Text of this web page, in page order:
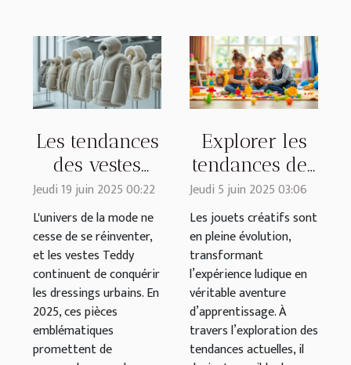
Les tendances
des vestes
Teddy pour
2025 : styles
et conseils
Jeudi 19 juin 2025 00:22
L'univers de la mode ne
cesse de se réinventer,
et les vestes Teddy
continuent de conquérir
les dressings urbains. En
2025, ces pièces
emblématiques
promettent de
Explorer les
tendances des
jouets créatifs
pour enfants
Jeudi 5 juin 2025 03:06
Les jouets créatifs sont
en pleine évolution,
transformant
l’expérience ludique en
véritable aventure
d’apprentissage. À
travers l’exploration des
tendances actuelles, il